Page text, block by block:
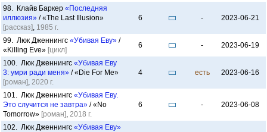
98. Клайв Баркер «Последняя
иллюзия» / «The Last Illusion»
[рассказ], 1985 г.
6 - 2023-06-21
99. Люк Дженнингс «Убивая Еву» /
«Killing Eve» [цикл]
6 - 2023-06-19
100. Люк Дженнингс «Убивая Еву
3: умри ради меня» / «Die For Me»
[роман], 2020 г.
4 есть 2023-06-16
101. Люк Дженнингс «Убивая Еву.
Это случится не завтра» / «No
Tomorrow» [роман], 2018 г.
6 - 2023-06-08
102. Люк Дженнингс «Убивая Еву»